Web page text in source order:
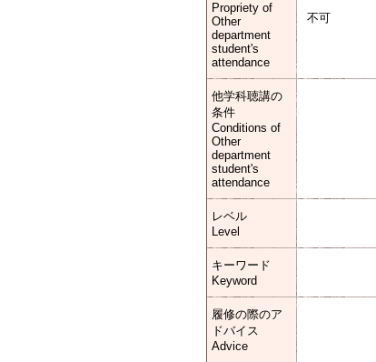
Propriety of
Other
department
student's
attendance
不可
他学科聴講の
条件
Conditions of
Other
department
student's
attendance
レベル
Level
キーワード
Keyword
履修の際のア
ドバイス
Advice